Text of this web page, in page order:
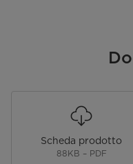
Peso Netto (Kg)
Performance e
Scheda prodotto
88KB – PDF